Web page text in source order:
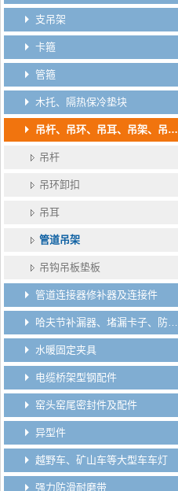
支吊架
卡箍
管箍
木托、隔热保冷垫块
吊杆、吊环、吊耳、吊架、吊钩、吊板垫板
吊杆
吊环卸扣
吊耳
管道吊架
吊钩吊板垫板
管道连接器修补器及连接件
哈夫节补漏器、堵漏卡子、防脱卡子、分水卡子
水暖固定夹具
电缆桥架型钢配件
窑头窑尾密封件及配件
异型件
越野车、矿山车等大型车车灯
强力防滑耐磨带